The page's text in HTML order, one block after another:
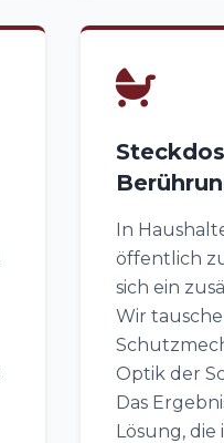
In
öffentlich
sich ein
Wir
Optik der
Das
Lösung,